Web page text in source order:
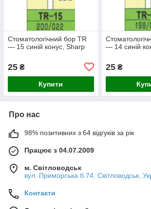
Стоматологічний бор TR
— 15 синій конус, Sharp
25 ₴
Купити
— 14 синій
25₴
Про нас
98% позитивних з 64 відгуків за рік
Працює з 04.07.2009
м. Світловодськ
вул. Приморська б.74, Світловодськ,
Контакти